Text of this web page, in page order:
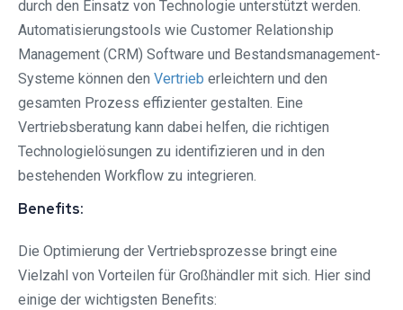
durch den Einsatz von Technologie unterstützt werden.
Automatisierungstools wie Customer Relationship
Management (CRM) Software und Bestandsmanagement-
Systeme können den Vertrieb erleichtern und den
gesamten Prozess effizienter gestalten. Eine
Vertriebsberatung kann dabei helfen, die richtigen
Technologielösungen zu identifizieren und in den
bestehenden Workflow zu integrieren.
Benefits:
Die Optimierung der Vertriebsprozesse bringt eine
Vielzahl von Vorteilen für Großhändler mit sich. Hier sind
einige der wichtigsten Benefits: